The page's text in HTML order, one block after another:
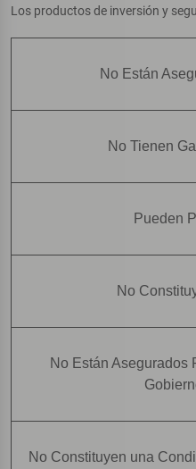
Los productos de inversión y
No Están
No Tienen
Pueden
No
No Están Asegurados
No Constituyen una